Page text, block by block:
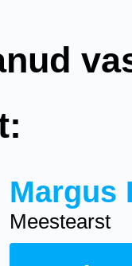
Margus
Meestearst